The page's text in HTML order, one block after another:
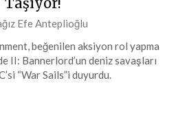
Efe Anteplioğlu
beğenilen aksiyon rol yapma
II: Bannerlord’un deniz savaşları
“War Sails”i duyurdu.